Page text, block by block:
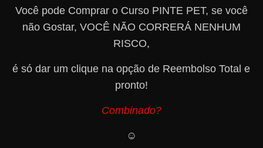
Você pode Comprar o Curso PINTE PET, se você
não Gostar, VOCÊ NÃO CORRERÁ NENHUM
RISCO,
é só dar um clique na opção de Reembolso Total e
pronto!
Combinado?
☺️